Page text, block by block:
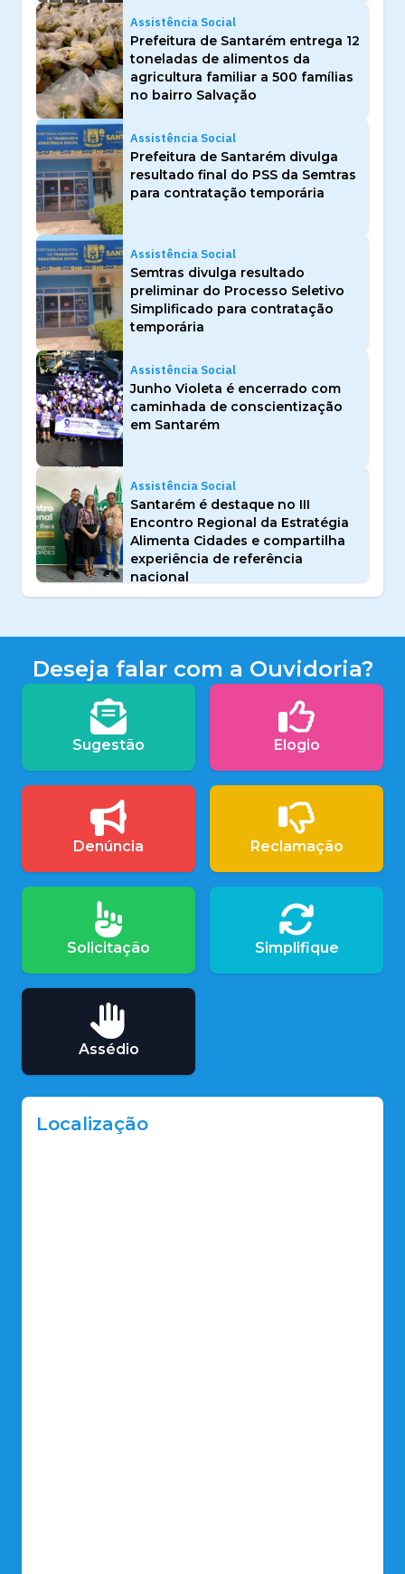
Assistência Social
Prefeitura de Santarém entrega 12
toneladas de alimentos da
agricultura familiar a 500 famílias
no bairro Salvação
Assistência Social
Prefeitura de Santarém divulga
resultado final do PSS da Semtras
para contratação temporária
Assistência Social
Semtras divulga resultado
preliminar do Processo Seletivo
Simplificado para contratação
temporária
Assistência Social
Junho Violeta é encerrado com
caminhada de conscientização
em Santarém
Assistência Social
Santarém é destaque no III
Encontro Regional da Estratégia
Alimenta Cidades e compartilha
experiência de referência
nacional
Deseja falar com a Ouvidoria?
Sugestão Elogio
Denúncia Reclamação
Solicitação Simplifique
Assédio
Localização